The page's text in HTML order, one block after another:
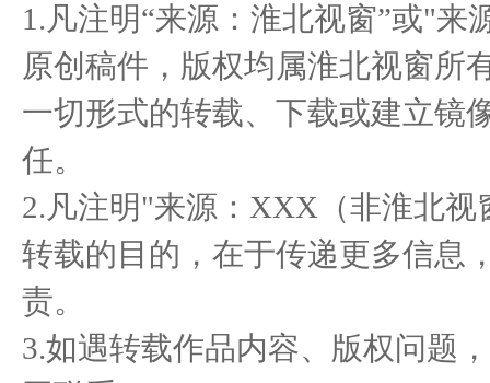
界”！
略，坚守
校企合作谋发展 产学双赢
1.凡注明“来源：淮北视窗”或"
原创稿件，版权均属淮北视窗所
一切形式的转载、下载或建立镜
任。
2.凡注明"来源：XXX（非淮北
转载的目的，在于传递更多信息
责。
3.如遇转载作品内容、版权问题